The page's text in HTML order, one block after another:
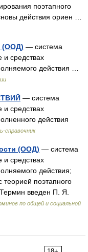
поэтапного
действия ориен …
(ООД) — система
и средствах
действия …
— система
и средствах
действия
справочник
(ООД) — система
и средствах
действия;
теорией поэтапного
введен П. Я.
по общей и социальной